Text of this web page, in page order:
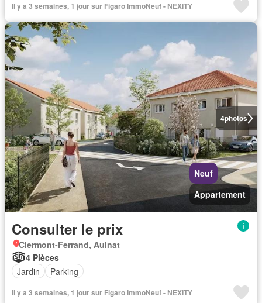
Il y a 3 semaines, 1 jour sur Figaro ImmoNeuf - NEXITY
4photos
Neuf
Appartement
Consulter le prix
Clermont-Ferrand, Aulnat
4 Pièces
Jardin
Parking
Il y a 3 semaines, 1 jour sur Figaro ImmoNeuf - NEXITY